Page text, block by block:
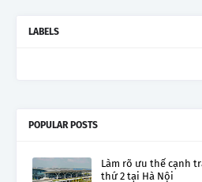
LABELS
POPULAR POSTS
Làm rõ ưu thế cạnh
thứ 2 tại Hà Nội